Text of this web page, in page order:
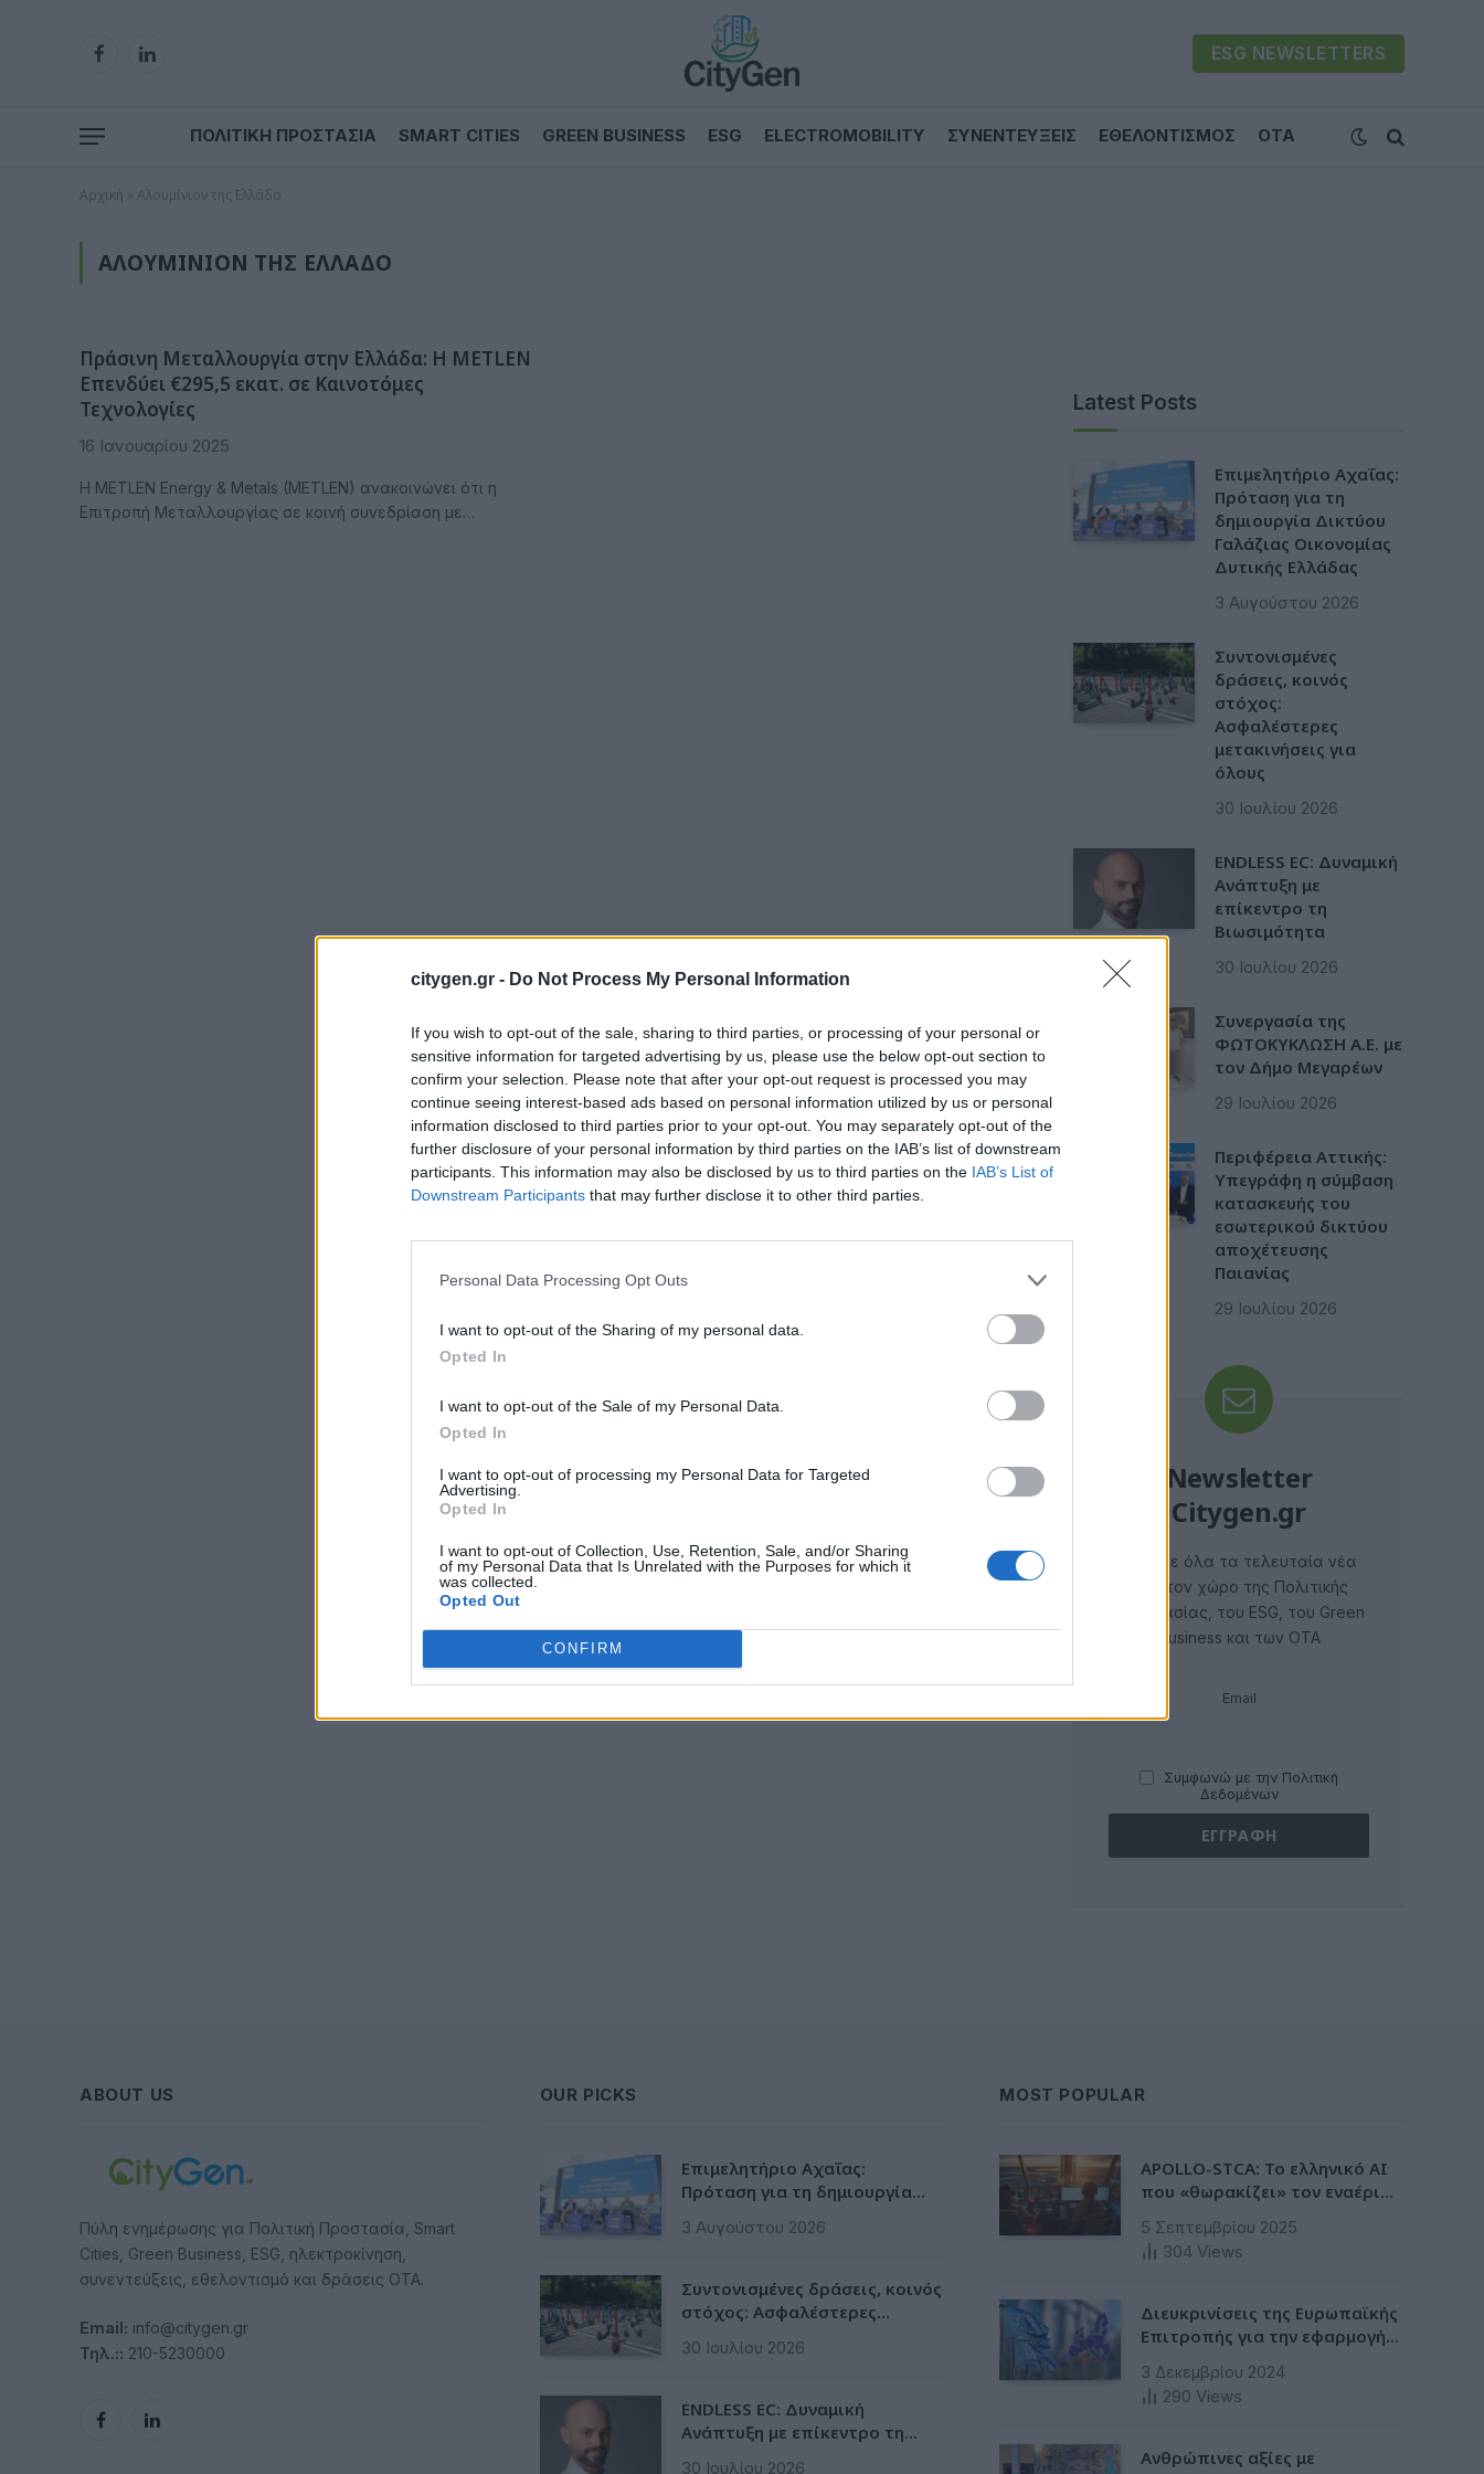
citygen.gr - Do Not Process My Personal Information
If you wish to opt-out of the sale, sharing to third parties, or processing of your personal or
sensitive information for targeted advertising by us, please use the below opt-out section to
confirm your selection. Please note that after your opt-out request is processed you may
continue seeing interest-based ads based on personal information utilized by us or personal
information disclosed to third parties prior to your opt-out. You may separately opt-out of the
further disclosure of your personal information by third parties on the IAB’s list of downstream
participants. This information may also be disclosed by us to third parties on the IAB’s List of
Downstream Participants that may further disclose it to other third parties.
Personal Data Processing Opt Outs
I want to opt-out of the Sharing of my personal data.
Opted In
I want to opt-out of the Sale of my Personal Data.
Opted In
I want to opt-out of processing my Personal Data for Targeted
Advertising.
Opted In
I want to opt-out of Collection, Use, Retention, Sale, and/or Sharing
of my Personal Data that Is Unrelated with the Purposes for which it
was collected.
Opted Out
CONFIRM
FacebookLinkedIn ESG NEWSLETTERS
ΠΟΛΙΤΙΚΗ ΠΡΟΣΤΑΣΙΑ SMART CITIES GREEN BUSINESS ESG ELECTROMOBILITY ΣΥΝΕΝΤΕΥΞΕΙΣ ΕΘΕΛΟΝΤΙΣΜΟΣ ΟΤΑ
Αρχική Αλουμίνιον της Ελλάδο
ΑΛΟΥΜΊΝΙΟΝ ΤΗΣ ΕΛΛΆΔΟ
Πράσινη Μεταλλουργία στην Ελλάδα: Η METLEN
Επενδύει €295,5 εκατ. σε Καινοτόμες
Τεχνολογίες
16 Ιανουαρίου 2025
Η METLEN Energy & Metals (METLEN) ανακοινώνει ότι η
Επιτροπή Μεταλλουργίας σε κοινή συνεδρίαση με…
Latest Posts
Επιμελητήριο Αχαΐας:
Πρόταση για τη
δημιουργία Δικτύου
Γαλάζιας Οικονομίας
Δυτικής Ελλάδας
3 Αυγούστου 2026
Συντονισμένες
δράσεις, κοινός
στόχος:
Ασφαλέστερες
μετακινήσεις για
όλους
30 Ιουλίου 2026
ENDLESS EC: Δυναμική
Ανάπτυξη με
επίκεντρο τη
Βιωσιμότητα
30 Ιουλίου 2026
Συνεργασία της
ΦΩΤΟΚΥΚΛΩΣΗ Α.Ε. με
τον Δήμο Μεγαρέων
29 Ιουλίου 2026
Περιφέρεια Αττικής:
Υπεγράφη η σύμβαση
κατασκευής του
εσωτερικού δικτύου
αποχέτευσης
Παιανίας
29 Ιουλίου 2026
Newsletter
Citygen.gr
Λάβετε όλα τα τελευταία νέα
από τον χώρο της Πολιτικής
Προστασίας, του ESG, του Green
Business και των ΟΤΑ
Email
Συμφωνώ με την Πολιτική
Δεδομένων
ABOUT US
Πύλη ενημέρωσης για Πολιτική Προστασία, Smart
Cities, Green Business, ESG, ηλεκτροκίνηση,
συνεντεύξεις, εθελοντισμό και δράσεις ΟΤΑ.
Email: info@citygen.gr
Τηλ.:: 210-5230000
FacebookLinkedIn
OUR PICKS
Επιμελητήριο Αχαΐας:
Πρόταση για τη δημιουργία
Δυτικής Ελλάδας
3 Αυγούστου 2026
Συντονισμένες δράσεις, κοινός
στόχος: Ασφαλέστερες
30 Ιουλίου 2026
ENDLESS EC: Δυναμική
Ανάπτυξη με επίκεντρο τη
30 Ιουλίου 2026
MOST POPULAR
APOLLO-STCA: Το ελληνικό AI
που «θωρακίζει» τον εναέριο
ασφάλειας στα αεροδρόμια
5 Σεπτεμβρίου 2025
304 Views
Διευκρινίσεις της Ευρωπαϊκής
Επιτροπής για την εφαρμογή
Ευρωπαϊκή Ενωση
3 Δεκεμβρίου 2024
290 Views
Ανθρώπινες αξίες με